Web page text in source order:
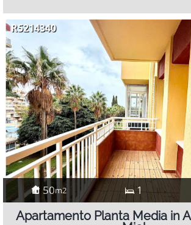
R5214340
50m2 1
Apartamento Planta Media in